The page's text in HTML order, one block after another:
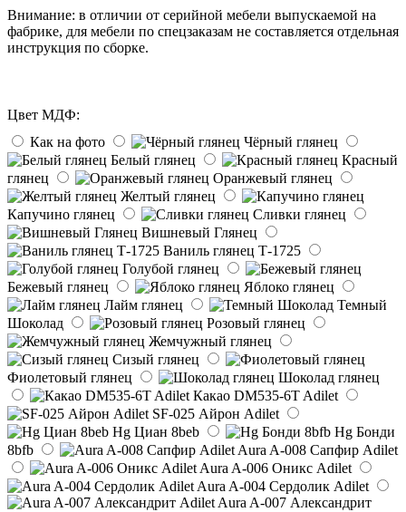
Внимание: в отличии от серийной мебели выпускаемой на
фабрике, для мебели по спецзаказам не составляется отдельная
инструкция по сборке.
Цвет МДФ:
Как на фото
Чёрный глянец
Белый глянец
Красный
глянец
Оранжевый глянец
Желтый глянец
Капучино глянец
Сливки глянец
Вишневый Глянец
Ваниль глянец Т-1725
Голубой глянец
Бежевый глянец
Яблоко глянец
Лайм глянец
Темный
Шоколад
Розовый глянец
Жемчужный глянец
Сизый глянец
Фиолетовый глянец
Шоколад глянец
Какао DM535-6T Adilet
SF-025 Айрон Adilet
Hg Циан 8beb
Hg Бонди
8bfb
Aura A-008 Сапфир Adilet
Aura A-006 Оникс Adilet
Aura A-004 Сердолик Adilet
Aura A-007 Александрит